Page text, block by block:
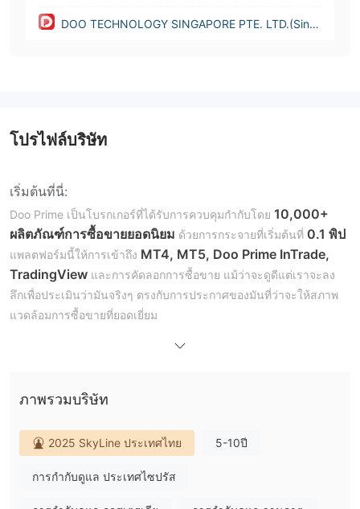
DOO TECHNOLOGY SINGAPORE PTE. LTD.(Sing
โปรไฟล์บริษัท
เริ่มต้นที่นี่:
Doo Prime เป็นโบรกเกอร์ที่ได้รับการควบคุมกำกับโดย 10,000+
ผลิตภัณฑ์การซื้อขายยอดนิยม ด้วยการกระจายที่เริ่มต้นที่ 0.1 พิป
แพลตฟอร์มนี้ให้การเข้าถึง MT4, MT5, Doo Prime InTrade,
TradingView และการคัดลอกการซื้อขาย แม้ว่าจะดูดีแต่เราจะลง
ลึกเพื่อประเมินว่ามันจริงๆ ตรงกับการประกาศของมันที่ว่าจะให้สภาพ
แวดล้อมการซื้อขายที่ยอดเยี่ยม
ขึ้นในปี 2014มีสำนักงานใหญ่ตั้งอยู่ที่ลอนดอน สหราชอาณาจักร
และสิงคโปร์
Doo Prime มีการเสนอชุดความหลากหลายของสินทรัพย์ที่เทรดได้รวม
ฟอเร็กซ์, สัญญาเงินสด (CFDs), ดัชนี, และสกุลเงินดิจิตอล
ภาพรวมบริษัท
2025 SkyLine ประเทศไทย 5-10ปี
การกำกับดูแล ประเทศไซปรัส